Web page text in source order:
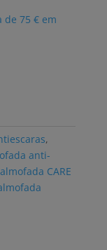
de 75 € em
,
anti-
almofada CARE